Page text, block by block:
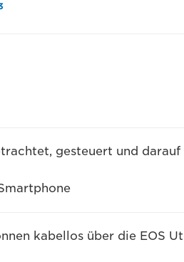
gesteuert und
kabellos über die EOS